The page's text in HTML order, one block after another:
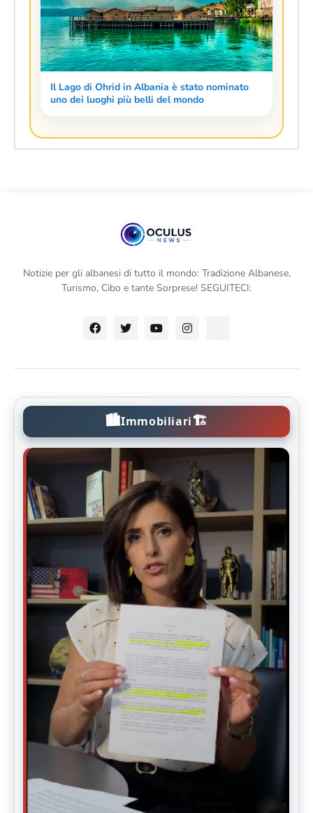
Il Lago di Ohrid in Albania è stato nominato
uno dei luoghi più belli del mondo
Notizie per gli albanesi di tutto il mondo: Tradizione Albanese,
Turismo, Cibo e tante Sorprese! SEGUITECI:
🏙️Immobiliari🏗️